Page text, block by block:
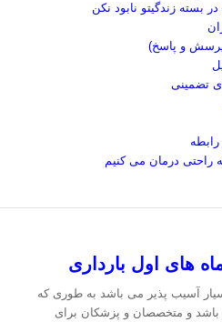
بسته زندگیتو نابود نکن
پرسش و پاسخ)
تضمینی
راحتی درمان می کنیم
های اول بارداری
آسیب پذیر می باشد به طوری که
باشد و متخصصان و پزشکان برای